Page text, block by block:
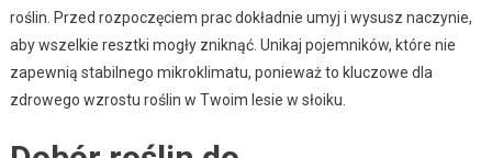
roślin. Przed rozpoczęciem prac dokładnie umyj i wysusz naczynie,
aby wszelkie resztki mogły zniknąć. Unikaj pojemników, które nie
zapewnią stabilnego mikroklimatu, ponieważ to kluczowe dla
zdrowego wzrostu roślin w Twoim lesie w słoiku.